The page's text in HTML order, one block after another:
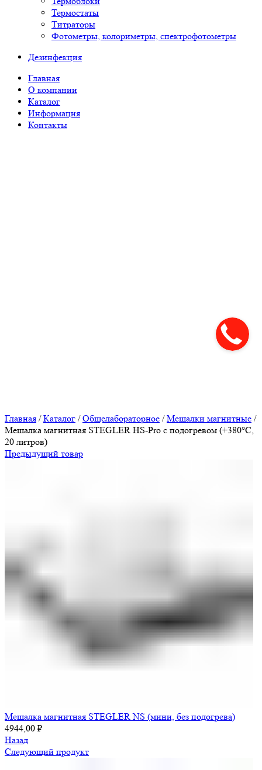
Термостаты
Титраторы
Фотометры, колориметры, спектрофотометры
Дезинфекция
Главная
О компании
Каталог
Информация
Контакты
Главная /Каталог /Общелабораторное /Мешалки магнитные /
Мешалка магнитная STEGLER HS-Pro с подогревом (+380°С,
20 литров)
Предыдущий товар
Мешалка магнитная STEGLER NS (мини, без подогрева)
4944,00 ₽
Назад
Следующий продукт